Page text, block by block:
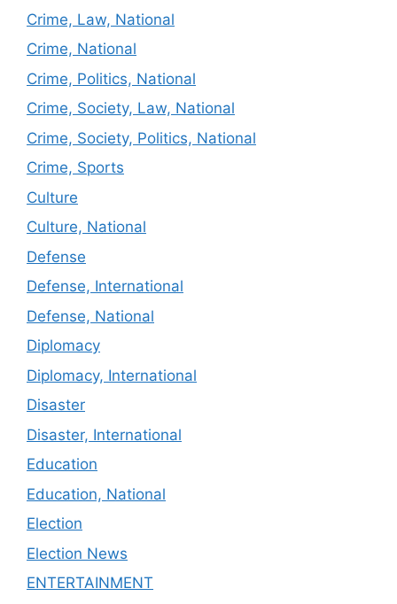
Crime, Law, National
Crime, National
Crime, Politics, National
Crime, Society, Law, National
Crime, Society, Politics, National
Crime, Sports
Culture
Culture, National
Defense
Defense, International
Defense, National
Diplomacy
Diplomacy, International
Disaster
Disaster, International
Education
Education, National
Election
Election News
ENTERTAINMENT